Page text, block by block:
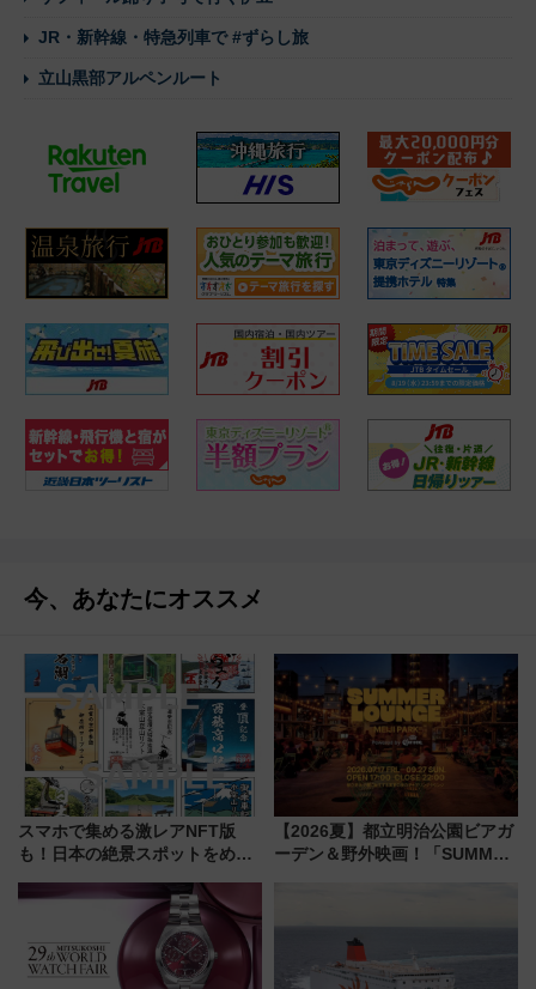
JR・新幹線・特急列車で #ずらし旅
立山黒部アルペンルート
今、あなたにオススメ
スマホで集める激レアNFT版
も！日本の絶景スポットをめぐ
ん)」企画がスタート
【2026夏】都立明治公園ビアガ
ーデン＆野外映画！「SUMMER